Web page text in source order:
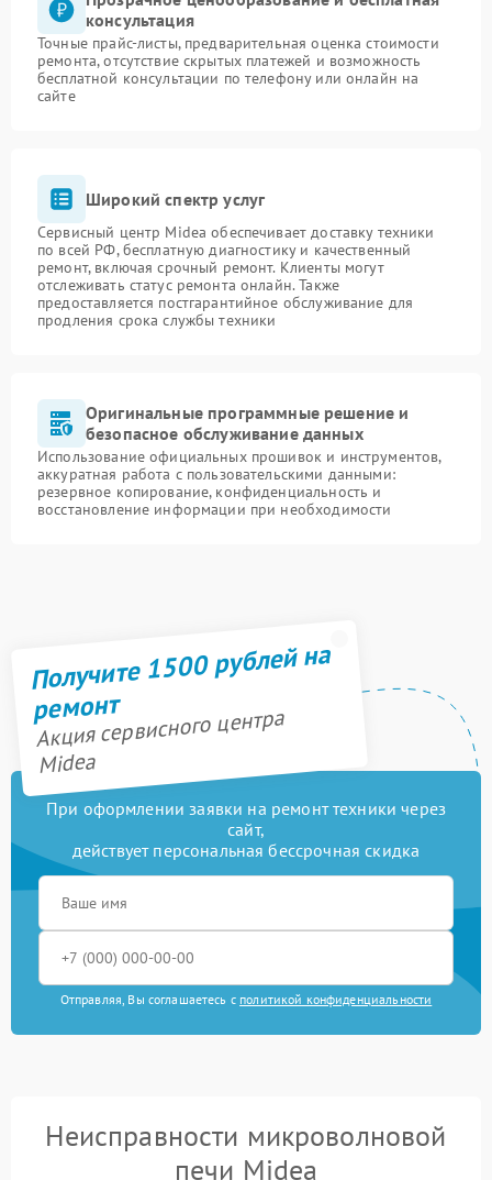
консультация
Точные прайс-листы, предварительная оценка стоимости
ремонта, отсутствие скрытых платежей и возможность
бесплатной консультации по телефону или онлайн на
сайте
Широкий спектр услуг
Сервисный центр Midea обеспечивает доставку техники
по всей РФ, бесплатную диагностику и качественный
ремонт, включая срочный ремонт. Клиенты могут
отслеживать статус ремонта онлайн. Также
предоставляется постгарантийное обслуживание для
продления срока службы техники
Оригинальные программные решение и
безопасное обслуживание данных
Использование официальных прошивок и инструментов,
аккуратная работа с пользовательскими данными:
резервное копирование, конфиденциальность и
восстановление информации при необходимости
Получите 1500 рублей на
ремонт
Акция сервисного центра
Midea
При оформлении заявки на ремонт техники через
сайт,
действует персональная бессрочная скидка
Отправляя, Вы соглашаетесь с политикой конфиденциальности
Неисправности микроволновой
печи Midea